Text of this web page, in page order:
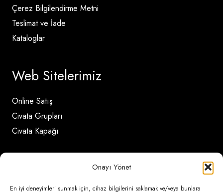
Onayı Yönet
En iyi deneyimleri sunmak için, cihaz bilgilerini saklamak ve/veya bunlara
Çerez Bilgilendirme Metni
Teslimat ve İade
Kataloglar
Web Sitelerimiz
Online Satış
Civata Grupları
Civata Kapağı
İletişim Detayları